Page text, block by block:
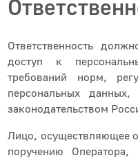
Ответственность
доступ к
требований норм,
персональных
законодательством
Лицо, осуществляющее
поручению